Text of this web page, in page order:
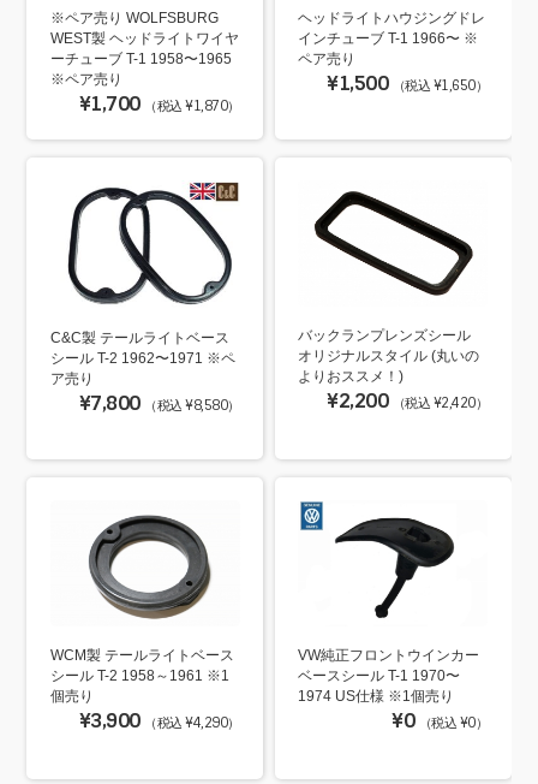
※ペア売り WOLFSBURG
WEST製 ヘッドライトワイヤ
ーチューブ T-1 1958〜1965
※ペア売り
¥1,700 （税込 ¥1,870）
ヘッドライトハウジングドレ
インチューブ T-1 1966〜 ※
ペア売り
¥1,500 （税込 ¥1,650）
C&C製 テールライトベース
シール T-2 1962〜1971 ※ペ
ア売り
¥7,800 （税込 ¥8,580）
バックランプレンズシール
オリジナルスタイル (丸いの
よりおススメ！)
¥2,200 （税込 ¥2,420）
WCM製 テールライトベース
シール T-2 1958～1961 ※1
個売り
¥3,900 （税込 ¥4,290）
VW純正フロントウインカー
ベースシール T-1 1970〜
1974 US仕様 ※1個売り
¥0 （税込 ¥0）